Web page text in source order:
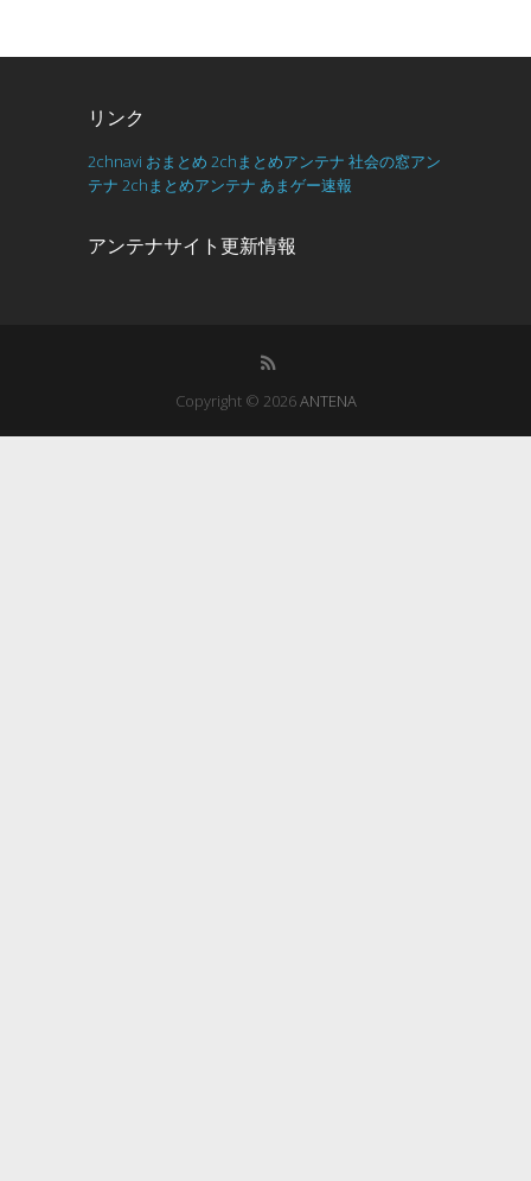
リンク
2chnavi おまとめ 2chまとめアンテナ 社会の窓アン
テナ 2chまとめアンテナ あまゲー速報
アンテナサイト更新情報
Copyright © 2026ANTENA